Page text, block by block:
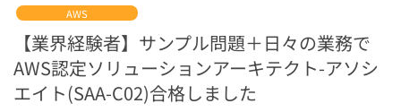
AWS
【業界経験者】サンプル問題＋日々の業務で
AWS認定ソリューションアーキテクト-アソシ
エイト(SAA-C02)合格しました